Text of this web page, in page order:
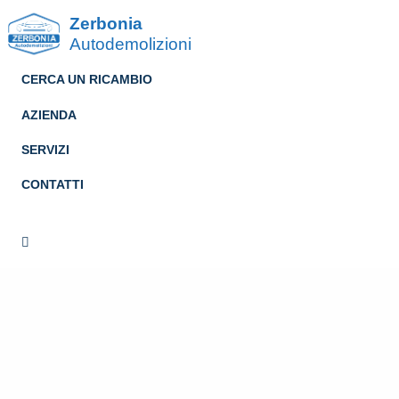
Zerbonia
Autodemolizioni
CERCA UN RICAMBIO
AZIENDA
SERVIZI
CONTATTI